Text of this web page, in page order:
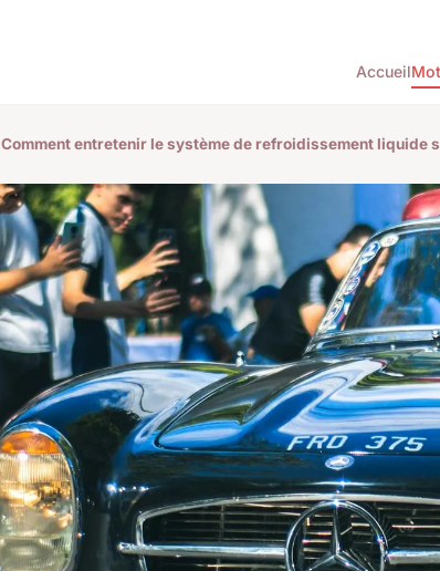
Accueil
Comment entretenir le système de refroidissement liquide